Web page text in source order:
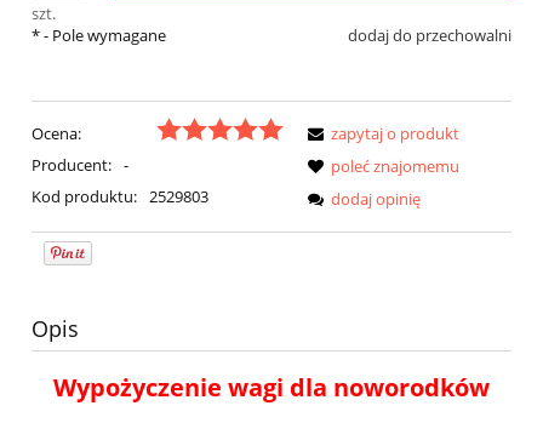
szt.
dodaj do przechowalni
*- Pole wymagane
Ocena:
Producent: -
Kod produktu: 2529803
zapytaj o produkt
poleć znajomemu
dodaj opinię
Opis
Wypożyczenie wagi dla noworodków